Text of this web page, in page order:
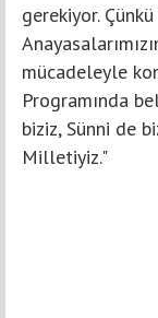
gerekiyor.
mücadeleyle
Programında
biziz, Sünni de
Milletiyiz."